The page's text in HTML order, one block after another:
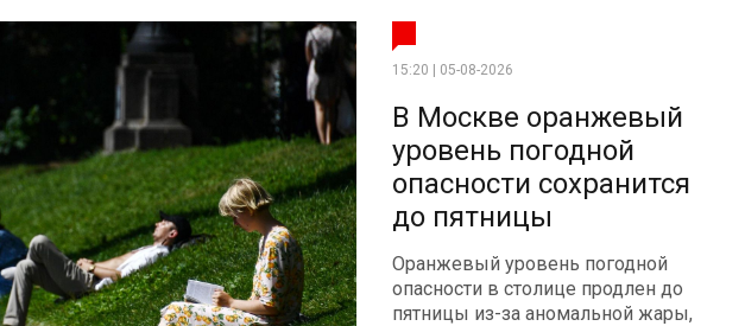
15:20 | 05-08-2026
В Москве оранжевый
уровень погодной
опасности сохранится
до пятницы
Оранжевый уровень погодной
опасности в столице продлен до
пятницы из-за аномальной жары,